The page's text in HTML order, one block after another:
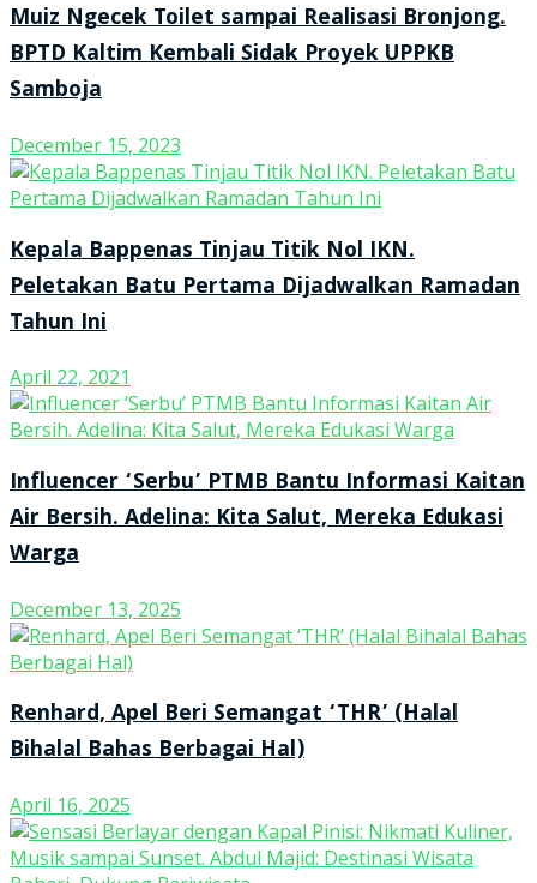
Muiz Ngecek Toilet sampai Realisasi Bronjong.
BPTD Kaltim Kembali Sidak Proyek UPPKB
Samboja
December 15, 2023
Kepala Bappenas Tinjau Titik Nol IKN.
Peletakan Batu Pertama Dijadwalkan Ramadan
Tahun Ini
April 22, 2021
Influencer ‘Serbu’ PTMB Bantu Informasi Kaitan
Air Bersih. Adelina: Kita Salut, Mereka Edukasi
Warga
December 13, 2025
Renhard, Apel Beri Semangat ‘THR’ (Halal
Bihalal Bahas Berbagai Hal)
April 16, 2025